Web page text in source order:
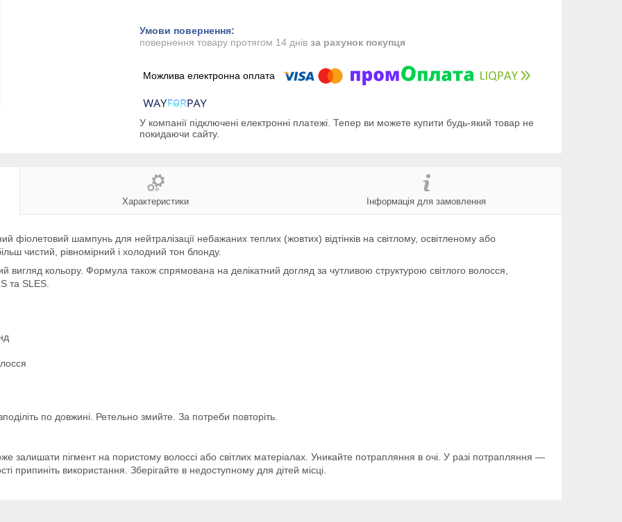
повернення товару протягом 14 днів за рахунок покупця
У компанії підключені електронні платежі. Тепер ви можете купити будь-який товар не
покидаючи сайту.
Характеристики Інформація для замовлення
фіолетовий шампунь для нейтралізації небажаних теплих (жовтих) відтінків на світлому, освітленому або
чистий, рівномірний і холодний тон блонду.
вигляд кольору. Формула також спрямована на делікатний догляд за чутливою структурою світлого волосся,
та SLES.
по довжині. Ретельно змийте. За потреби повторіть.
залишати пігмент на пористому волоссі або світлих матеріалах. Уникайте потрапляння в очі. У разі потрапляння —
припиніть використання. Зберігайте в недоступному для дітей місці.